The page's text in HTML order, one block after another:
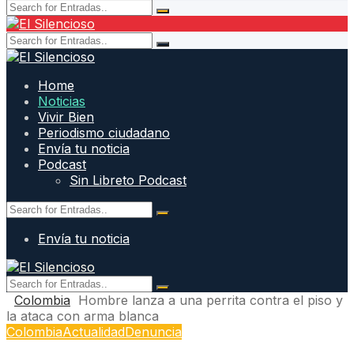
Home
Noticias
Vivir Bien
Periodismo ciudadano
Envía tu noticia
Podcast
Sin Libreto Podcast
Envía tu noticia
Colombia Hombre lanza a una perrita contra el piso y
la ataca con arma blanca
ColombiaActualidadDenuncia